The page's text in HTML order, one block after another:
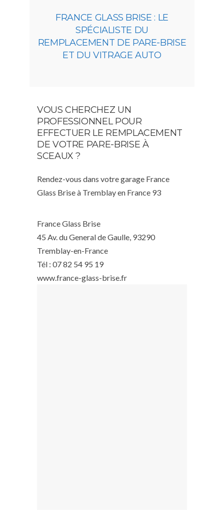
FRANCE GLASS BRISE : LE
SPÉCIALISTE DU
REMPLACEMENT DE PARE-BRISE
ET DU VITRAGE AUTO
VOUS CHERCHEZ UN
PROFESSIONNEL POUR
EFFECTUER LE REMPLACEMENT
DE VOTRE PARE-BRISE À
SCEAUX ?
Rendez-vous dans votre garage France
Glass Brise à Tremblay en France 93
France Glass Brise
45 Av. du General de Gaulle, 93290
Tremblay-en-France
Tél : 07 82 54 95 19
www.france-glass-brise.fr